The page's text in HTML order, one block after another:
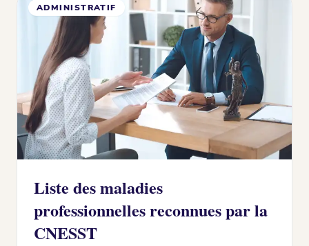
ADMINISTRATIF
Liste des maladies
professionnelles reconnues par la
CNESST